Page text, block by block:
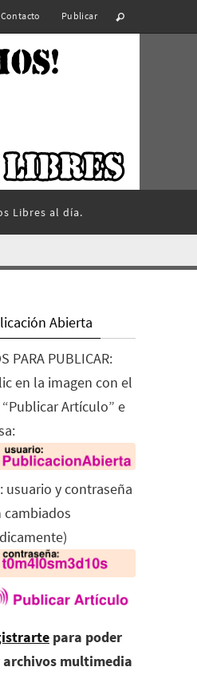
Contacto Publicar
Libres al día.
Abierta
PARA PUBLICAR:
en la imagen con el
Artículo” e
usuario y contraseña
cambiados
para poder
multimedia